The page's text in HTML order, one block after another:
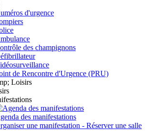
d'urgence
des champignons
de Rencontre d'Urgence (PRU)
des manifestations
une manifestation - Réserver une salle